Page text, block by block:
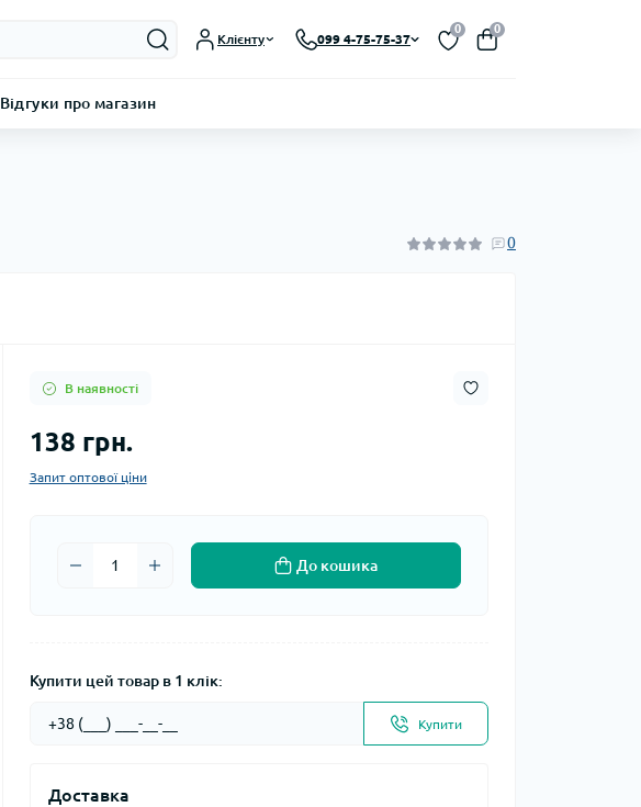
Клієнту 099 4-75-75-37
0 0
Відгуки про магазин
0
В наявності
138 грн.
Запит оптової ціни
До кошика
Купити цей товар в 1 клік:
Купити
Доставка